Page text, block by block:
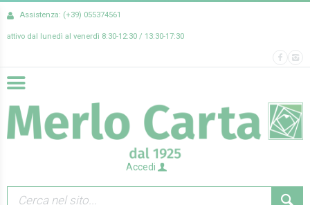
Assistenza: (+39) 055374561
attivo dal lunedì al venerdì 8:30-12:30 / 13:30-17:30
Accedi